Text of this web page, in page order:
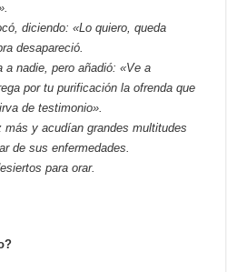
diciendo: «Lo quiero, queda
desapareció.
a nadie, pero añadió: «Ve a
por tu purificación la ofrenda que
de testimonio».
y acudían grandes multitudes
de sus enfermedades.
para orar.